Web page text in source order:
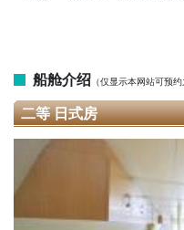
船舱介绍 （仅显示本网站可预
二等 日式房